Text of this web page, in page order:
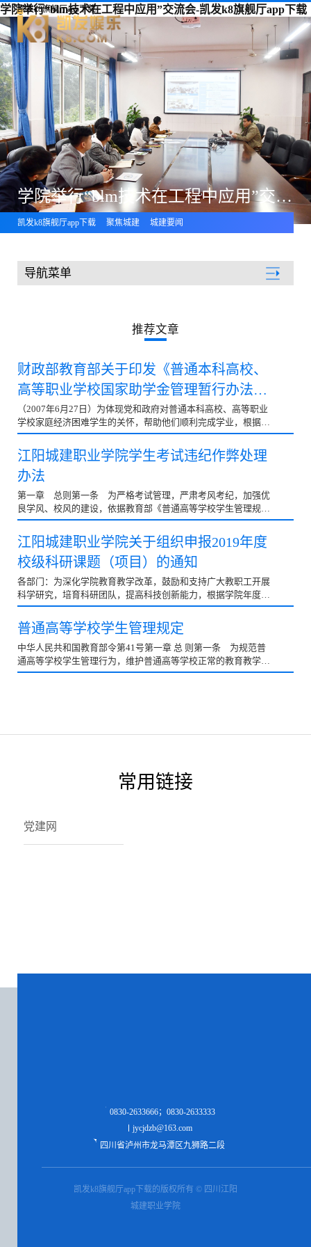
学院举行“blm技术在工程中应用”交流会-凯发k8旗舰厅app下载
凯发k8旗舰厅app下载
学院举行“blm技术在工程中应用”交流会
凯发k8旗舰厅app下载 聚焦城建 城建要闻
导航菜单
推荐文章
财政部教育部关于印发《普通本科高校、
高等职业学校国家助学金管理暂行办法》
的通知
（2007年6月27日）为体现党和政府对普通本科高校、高等职业
学校家庭经济困难学生的关怀，帮助他们顺利完成学业，根据
《国务院关于建立健全普通本科高校、高等职业学校和中等...
江阳城建职业学院学生考试违纪作弊处理
办法
第一章 总则第一条 为严格考试管理，严肃考风考纪，加强优
良学风、校风的建设，依据教育部《普通高等学校学生管理规
定》（教育部令第41号）、《国家教育考试违规处理办法...
江阳城建职业学院关于组织申报2019年度
校级科研课题（项目）的通知
各部门：为深化学院教育教学改革，鼓励和支持广大教职工开展
科学研究，培育科研团队，提高科技创新能力，根据学院年度科
研工作计划安排，决定启动2019年度校级科研课题立项...
普通高等学校学生管理规定
中华人民共和国教育部令第41号第一章 总 则第一条 为规范普
通高等学校学生管理行为，维护普通高等学校正常的教育教学秩
序和生活秩序，保障学生合法权益，培养德、智、体、...
常用链接
党建网
0830-2633666；0830-2633333
jycjdzb@163.com
四川省泸州市龙马潭区九狮路二段
凯发k8旗舰厅app下载的版权所有 © 四川江阳
城建职业学院